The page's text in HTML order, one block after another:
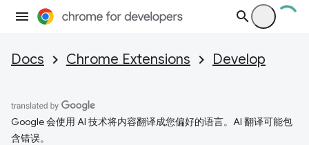
Docs Chrome Extensions Develop
Google 会使用 AI 技术将内容翻译成您偏好的语言。AI 翻译可能包
含错误。